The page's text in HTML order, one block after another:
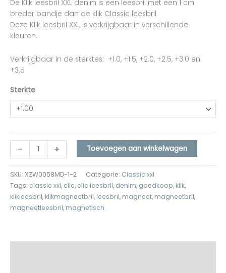
De Klik leesbril XXL denim is een leesbril met een 1 cm
breder bandje dan de klik Classic leesbril.
Deze Klik leesbril XXL is verkrijgbaar in verschillende
kleuren.
Verkrijgbaar in de sterktes: +1.0, +1.5, +2.0, +2.5, +3.0 en
+3.5
Sterkte
- + Toevoegen aan winkelwagen
SKU: XZW0058MD-1-2 Categorie: Classic xxl
Tags: classic xxl, clic, clic leesbril, denim, goedkoop, klik,
klikleesbril, klikmagneetbril, leesbril, magneet, magneetbril,
magneetleesbril, magnetisch.